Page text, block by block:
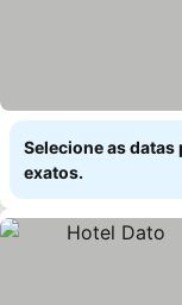
Selecione as
exatos.